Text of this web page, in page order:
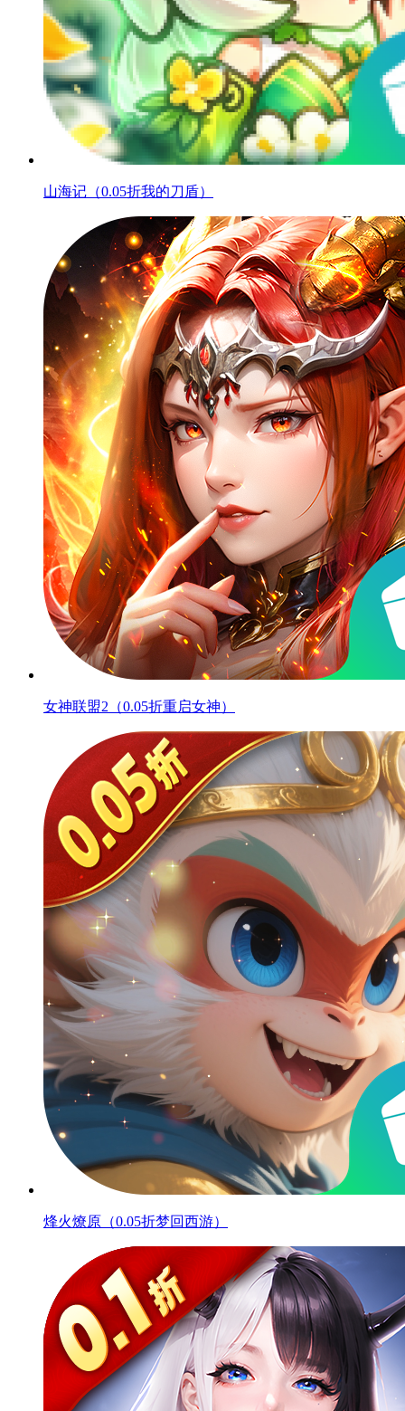
山海记（0.05折我的刀盾）
女神联盟2（0.05折重启女神）
烽火燎原（0.05折梦回西游）